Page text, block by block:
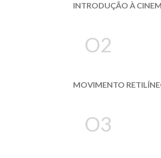
INTRODUÇÃO À
O2
MOVIMENTO
O3